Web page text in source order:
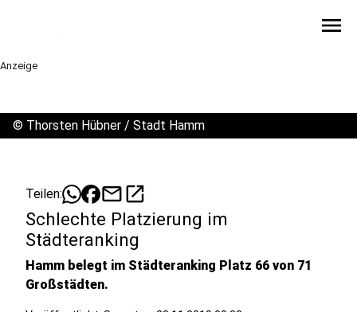
menu
Anzeige
© Thorsten Hübner / Stadt Hamm
Teilen: mailopen_in_new
Schlechte Platzierung im
Städteranking
Hamm belegt im Städteranking Platz 66 von 71
Großstädten.